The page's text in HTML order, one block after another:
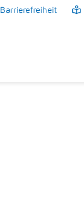
Barrierefreiheit